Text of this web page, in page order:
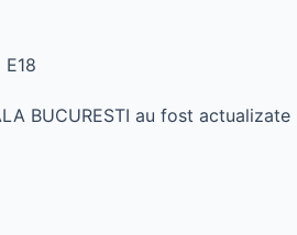
E18
BUCURESTI au fost